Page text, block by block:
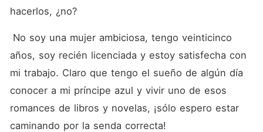
hacerlos, ¿no?
años, soy recién licenciada y estoy satisfecha con
mi trabajo. Claro que tengo el sueño de algún día
conocer a mi príncipe azul y vivir uno de esos
romances de libros y novelas, ¡sólo espero estar
caminando por la senda correcta!